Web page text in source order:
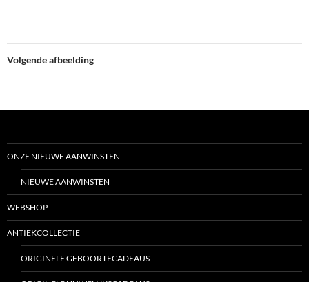
Volgende afbeelding
ONZE NIEUWE AANWINSTEN
NIEUWE AANWINSTEN
WEBSHOP
ANTIEKCOLLECTIE
ORIGINELE GEBOORTECADEAUS